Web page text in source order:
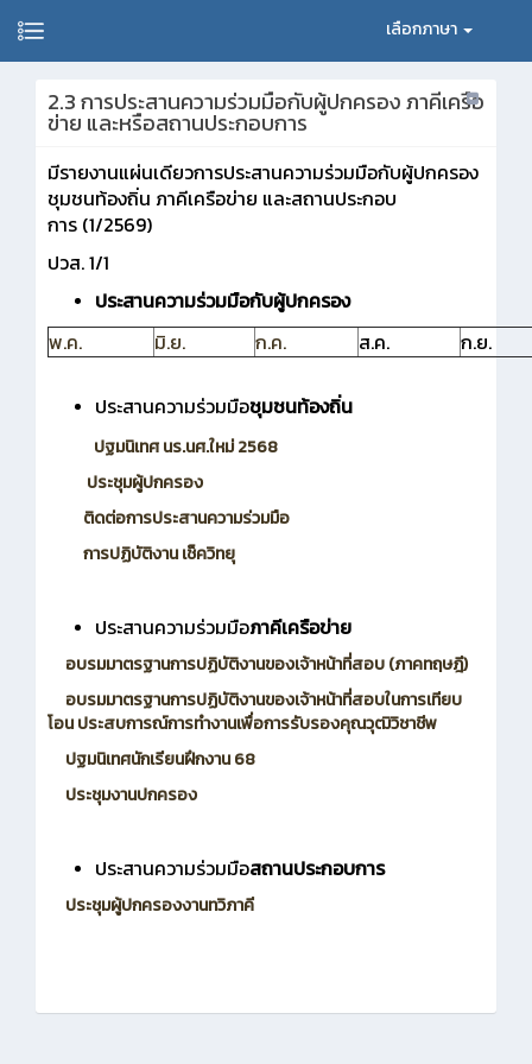
เลือกภาษา
2.3 การประสานความร่วมมือกับผู้ปกครอง ภาคีเครือ
ข่าย และหรือสถานประกอบการ
มีรายงานแผ่นเดียวการประสานความร่วมมือกับผู้ปกครอง
ชุมชนท้องถิ่น ภาคีเครือข่าย และสถานประกอบ
การ (1/2569)
ปวส. 1/1
ประสานความร่วมมือกับผู้ปกครอง
พ.ค.
มิ.ย. ก.ค. ส.ค. ก.ย.
ประสานความร่วมมือชุมชนท้องถิ่น
ปฐมนิเทศ นร.นศ.ใหม่ 2568
ประชุมผู้ปกครอง
ติดต่อการประสานความร่วมมือ
การปฏิบัติงาน เช็ควิทยุ
ประสานความร่วมมือภาคีเครือข่าย
อบรมมาตรฐานการปฏิบัติงานของเจ้าหน้าที่สอบ (ภาคทฤษฎี)
อบรมมาตรฐานการปฏิบัติงานของเจ้าหน้าที่สอบในการเทียบ
โอน ประสบการณ์การทำงานเพื่อการรับรองคุณวุฒิวิชาชีพ
ปฐมนิเทศนักเรียนฝึกงาน 68
ประชุมงานปกครอง
ประสานความร่วมมือสถานประกอบการ
ประชุมผู้ปกครองงานทวิภาคี